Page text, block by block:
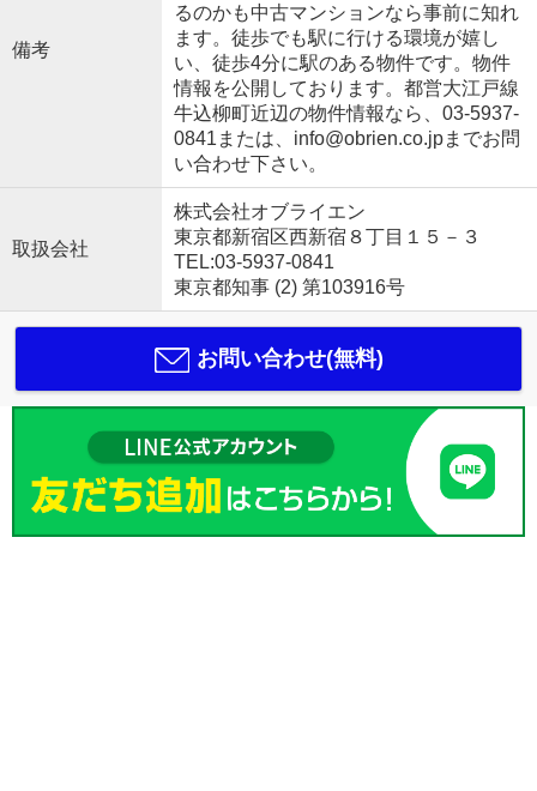
備考
るのかも中古マンションなら事前に知れ
ます。徒歩でも駅に行ける環境が嬉し
い、徒歩4分に駅のある物件です。物件
情報を公開しております。都営大江戸線
牛込柳町近辺の物件情報なら、03-5937-
0841または、info@obrien.co.jpまでお問
い合わせ下さい。
取扱会社
株式会社オブライエン
東京都新宿区西新宿８丁目１５－３
TEL:03-5937-0841
東京都知事 (2) 第103916号
お問い合わせ(無料)